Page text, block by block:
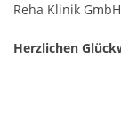
Reha Klinik
Herzlichen